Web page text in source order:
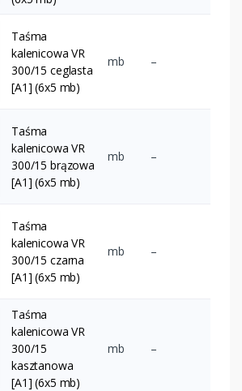
Taśma
kalenicowa VR
300/15 ceglasta
[A1] (6x5 mb)
mb –
Taśma
kalenicowa VR
300/15 brązowa
[A1] (6x5 mb)
mb –
Taśma
kalenicowa VR
300/15 czarna
[A1] (6x5 mb)
mb –
Taśma
kalenicowa VR
300/15
kasztanowa
[A1] (6x5 mb)
mb –